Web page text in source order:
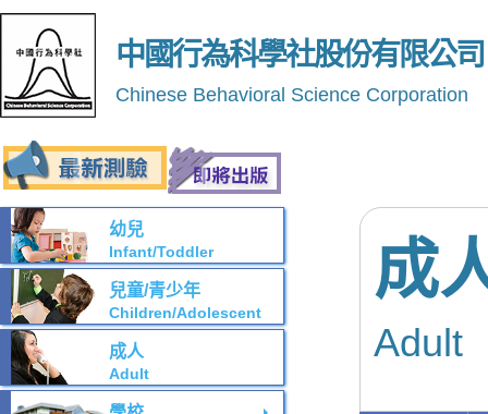
中國行為科學社股份有限公司
Chinese Behavioral Science Corporation
成
Adult
幼兒
Infant/Toddler
兒童/青少年
Children/Adolescent
成人
Adult